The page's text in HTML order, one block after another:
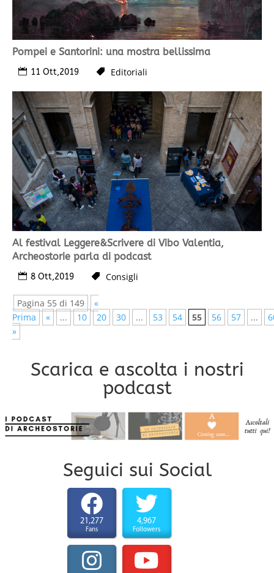
Pompei e Santorini: una mostra bellissima
11 Ott,2019 Editoriali
Al festival Leggere&Scrivere di Vibo Valentia,
Archeostorie parla di podcast
8 Ott,2019 Consigli
Pagina 55 di 149
«
Prima
« ... 10 20 30 ... 53 54 55 56 57 ...
»
Scarica e ascolta i nostri
podcast
Seguici sui Social
21,277
Fans
4,967
Followers